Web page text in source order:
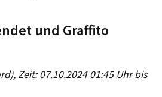
und Graffito
Zeit: 07.10.2024 01:45 Uhr bis